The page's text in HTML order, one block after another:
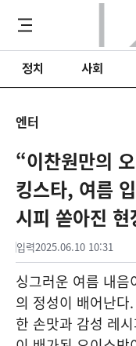
정치 사회
엔터
“이찬원만의
킹스타, 여름
시피 쏟아진 현
입력2025.06.10 10:31
싱그러운 여름 내
의 정성이 배어난
한 손맛과 감성 레